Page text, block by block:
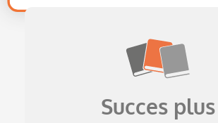
Succes plus